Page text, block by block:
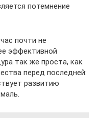
потемнение
почти не
эффективной
так же проста, как
перед последней:
развитию